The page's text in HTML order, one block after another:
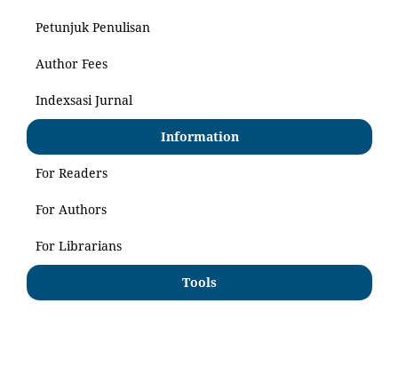
Petunjuk Penulisan
Author Fees
Indexsasi Jurnal
Information
For Readers
For Authors
For Librarians
Tools